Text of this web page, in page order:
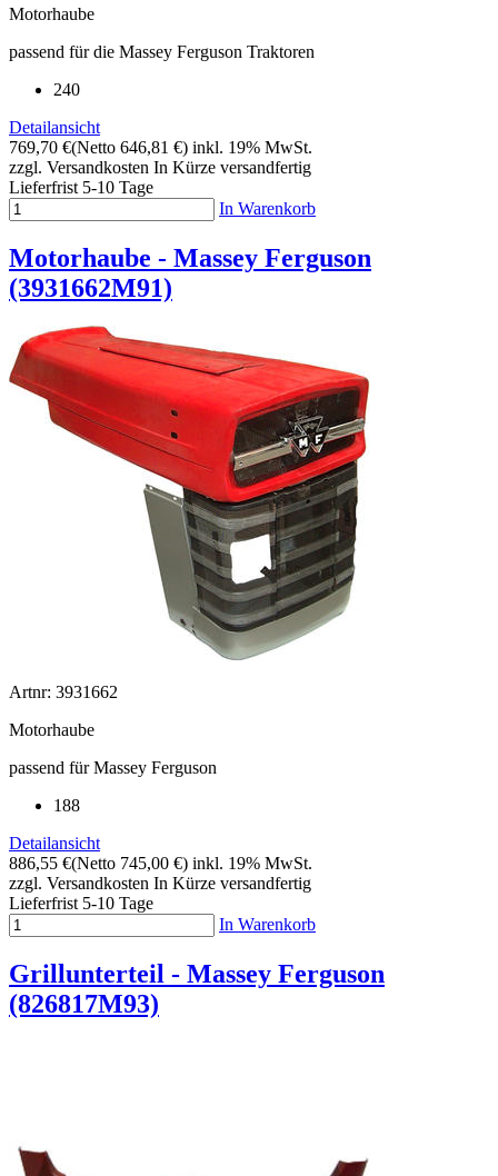
Motorhaube
passend für die Massey Ferguson Traktoren
240
Detailansicht
769,70 €(Netto 646,81 €) inkl. 19% MwSt.
zzgl. Versandkosten In Kürze versandfertig
Lieferfrist 5-10 Tage
In Warenkorb
Motorhaube - Massey Ferguson
(3931662M91)
Artnr: 3931662
Motorhaube
passend für Massey Ferguson
188
Detailansicht
886,55 €(Netto 745,00 €) inkl. 19% MwSt.
zzgl. Versandkosten In Kürze versandfertig
Lieferfrist 5-10 Tage
In Warenkorb
Grillunterteil - Massey Ferguson
(826817M93)